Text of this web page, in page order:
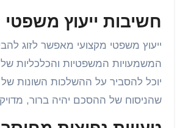
חשיבות ייעוץ משפטי
ייעוץ משפטי מקצועי מאפשר לזוג
המשמעויות המשפטיות והכלכליות
יוכל להסביר על ההשלכות השונות של
שהניסוח של ההסכם יהיה ברור,